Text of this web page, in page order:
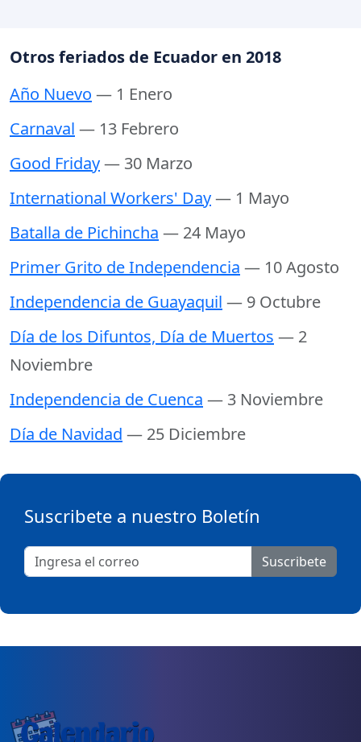
Otros feriados de Ecuador en 2018
Año Nuevo — 1 Enero
Carnaval — 13 Febrero
Good Friday— 30 Marzo
International Workers' Day— 1 Mayo
Batalla de Pichincha — 24 Mayo
Primer Grito de Independencia — 10 Agosto
Independencia de Guayaquil — 9 Octubre
Día de los Difuntos, Día de Muertos — 2
Noviembre
Independencia de Cuenca — 3 Noviembre
Día de Navidad — 25 Diciembre
Suscribete a nuestro Boletín
Suscribete